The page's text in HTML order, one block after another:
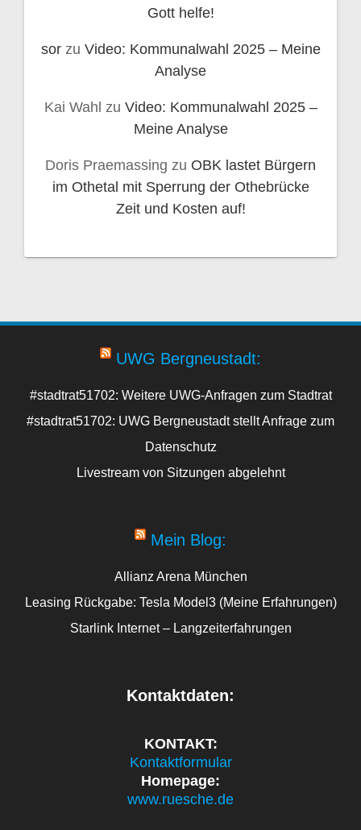
Gott helfe!
sorzu Video: Kommunalwahl 2025 – Meine
Analyse
Kai Wahl zu Video: Kommunalwahl 2025 –
Meine Analyse
Doris Praemassing zu OBK lastet Bürgern
im Othetal mit Sperrung der Othebrücke
Zeit und Kosten auf!
UWG Bergneustadt:
#stadtrat51702: Weitere UWG-Anfragen zum Stadtrat
#stadtrat51702: UWG Bergneustadt stellt Anfrage zum
Datenschutz
Livestream von Sitzungen abgelehnt
Mein Blog:
Allianz Arena München
Leasing Rückgabe: Tesla Model3 (Meine Erfahrungen)
Starlink Internet – Langzeiterfahrungen
Kontaktdaten:
KONTAKT:
Kontaktformular
Homepage:
www.ruesche.de